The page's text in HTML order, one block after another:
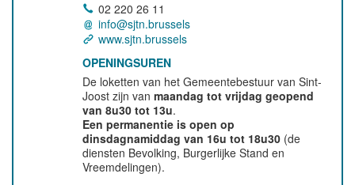
02 220 26 11
info@sjtn.brussels
www.sjtn.brussels
OPENINGSUREN
De loketten van het Gemeentebestuur van Sint-
Joost zijn vanmaandag tot vrijdag geopend
van 8u30 tot 13u.
Een permanentie is open op
dinsdagnamiddag van 16u tot 18u30 (de
diensten Bevolking, Burgerlijke Stand en
Vreemdelingen).